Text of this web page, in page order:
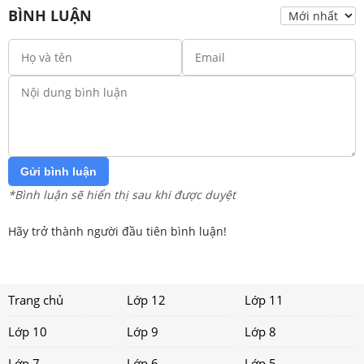
BÌNH LUẬN
Gửi bình luận
*Bình luận sẽ hiển thị sau khi được duyệt
Hãy trở thành người đầu tiên bình luận!
Trang chủ Lớp 12
Lớp 11
Lớp 10
Lớp 9
Lớp 8